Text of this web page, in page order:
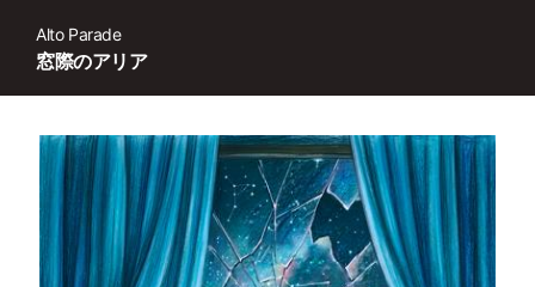
窓際のアリア
Alto Parade